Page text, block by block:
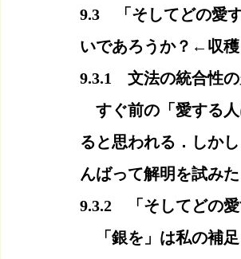
9.3　「そしてどの愛
いであろうか？←収穫
9.3.1　文法の統合性
すぐ前の「愛する
ると思われる．しか
んばって解明を試みた
9.3.2　「そしてどの
「銀を」は私の補足